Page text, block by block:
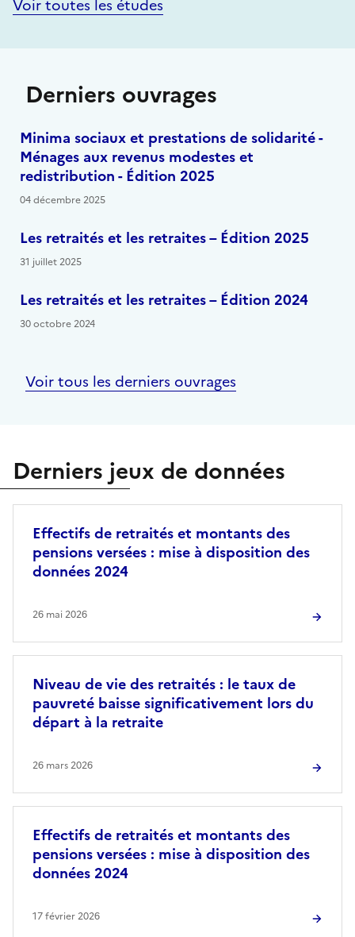
Voir toutes les études
Derniers ouvrages
Minima sociaux et prestations de solidarité -
Ménages aux revenus modestes et
redistribution - Édition 2025
04 décembre 2025
Les retraités et les retraites – Édition 2025
31 juillet 2025
Les retraités et les retraites – Édition 2024
30 octobre 2024
Voir tous les derniers ouvrages
Derniers jeux de données
Effectifs de retraités et montants des
pensions versées : mise à disposition des
données 2024
26 mai 2026
Niveau de vie des retraités : le taux de
pauvreté baisse significativement lors du
départ à la retraite
26 mars 2026
Effectifs de retraités et montants des
pensions versées : mise à disposition des
données 2024
17 février 2026